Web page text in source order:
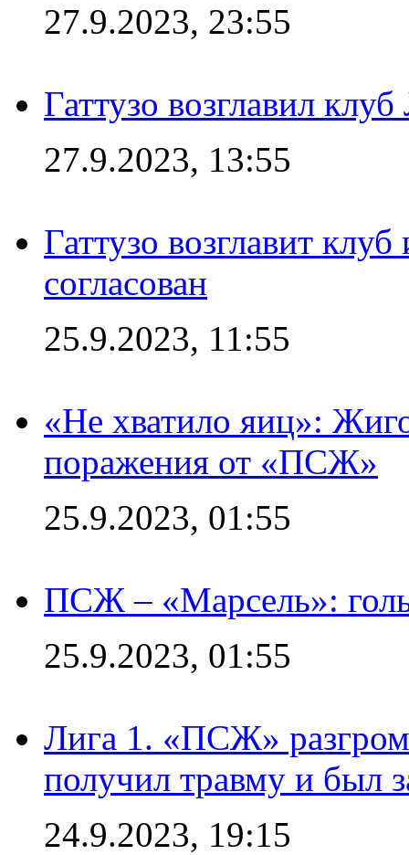
27.9.2023, 23:55
Гаттузо возглавил
27.9.2023, 13:55
Гаттузо возглавит
согласован
25.9.2023, 11:55
«Не хватило яиц»:
поражения от «ПСЖ»
25.9.2023, 01:55
ПСЖ – «Марсель»:
25.9.2023, 01:55
Лига 1. «ПСЖ»
получил травму и был
24.9.2023, 19:15